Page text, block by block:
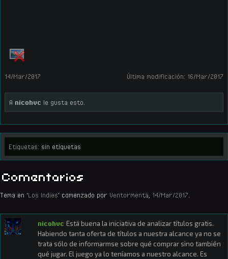
Última modificación: 16/Mar/2017
14/Mar/2017
A nicohvc le gusta esto.
Etiquetas: sin etiquetas
Comentarios
Tema en 'Los Indies' comenzado por Ventormenta 14/Mar/2017
nicohvc Está buena la iniciativa de analizar títulos gratis.
Habiendo tanta oferta de títulos a nuestra alcance ya no se
trata sólo de informarmse sobre qué comprar sino también
qué jugar. El juego ya lo teníamos a nuestro alcance. Es